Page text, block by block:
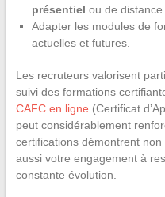
présentiel ou de distance.
Adapter les modules de
actuelles et futures.
Les recruteurs valorisent
suivi des formations
CAFC en ligne (Certificat
peut considérablement
certifications démontrent
aussi votre engagement à
constante évolution.